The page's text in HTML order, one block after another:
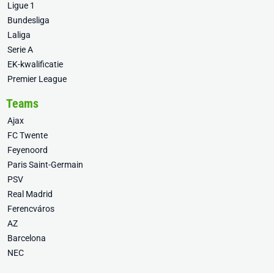
Ligue 1
Bundesliga
Laliga
Serie A
EK-kwalificatie
Premier League
Teams
Ajax
FC Twente
Feyenoord
Paris Saint-Germain
PSV
Real Madrid
Ferencváros
AZ
Barcelona
NEC